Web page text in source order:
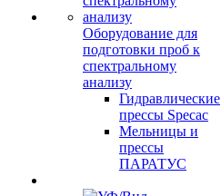
Оборудование для
подготовки проб к
спектральному
анализу
Гидравлические
прессы Specac
Мельницы и
прессы
ПАРАТУС